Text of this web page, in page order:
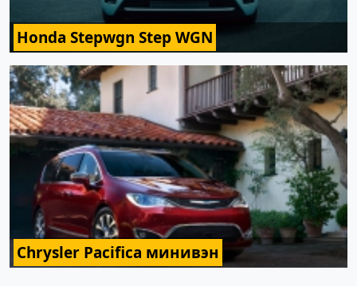
Honda Stepwgn Step WGN
Chrysler Pacifica минивэн